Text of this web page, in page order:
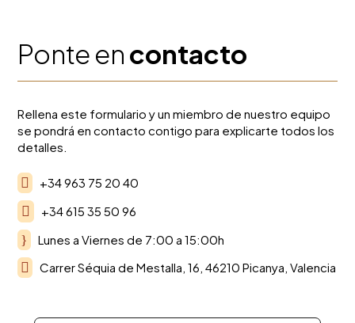
Ponte encontacto
Rellena este formulario y un miembro de nuestro equipo
se pondrá en contacto contigo para explicarte todos los
detalles.
 +34 963 75 20 40
 +34 615 35 50 96
} Lunes a Viernes de 7:00 a 15:00h
 Carrer Séquia de Mestalla, 16, 46210 Picanya, Valencia